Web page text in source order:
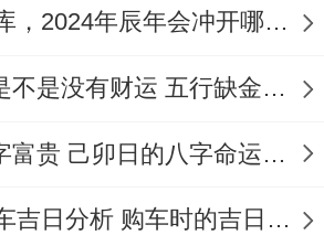
凶日）,但综合指数高达98
2024辰冲开财库，2024年辰年会冲开哪些人的财库
五行缺金的人是不是没有财运 五行缺金的人命运好不好
己卯日生人八字富贵 己卯日的八字命运如何
2025年买车提车吉日分析 购车时的吉日与禁忌